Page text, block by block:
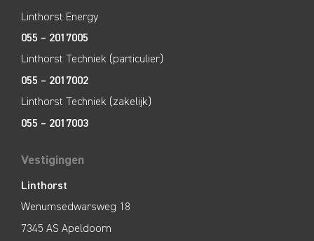
Linthorst Energy
055 – 2017005
Linthorst Techniek (particulier)
055 – 2017002
Linthorst Techniek (zakelijk)
055 – 2017003
Vestigingen
Linthorst
Wenumsedwarsweg 18
7345 AS Apeldoorn